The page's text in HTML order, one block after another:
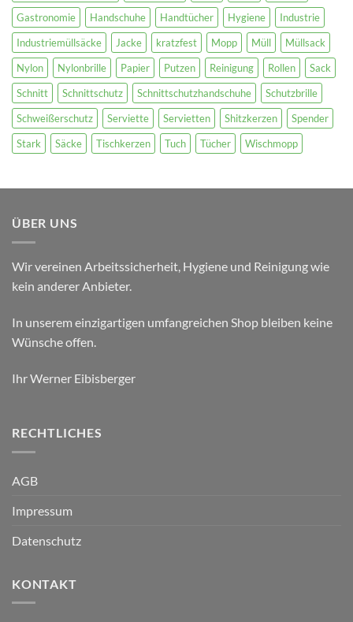
Gastronomie
Handschuhe Handtücher Hygiene
Industrie
Industriemüllsäcke
Jacke kratzfest Mopp Müll
Müllsack
Nylon
Nylonbrille Papier Putzen Reinigung Rollen
Sack
Schnitt
Schnittschutz Schnittschutzhandschuhe
Schutzbrille
Schweißerschutz
Serviette Servietten Shitzkerzen
Spender
Stark
Säcke Tischkerzen Tuch Tücher Wischmopp
ÜBER UNS
Wir vereinen Arbeitssicherheit, Hygiene und Reinigung wie
kein anderer Anbieter.
In unserem einzigartigen umfangreichen Shop bleiben keine
Wünsche offen.
Ihr Werner Eibisberger
RECHTLICHES
AGB
Impressum
Datenschutz
KONTAKT